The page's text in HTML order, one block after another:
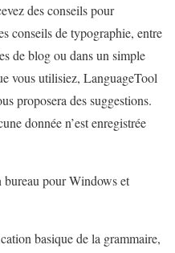
des conseils pour
conseils de typographie, entre
de blog ou dans un simple
vous utilisiez, LanguageTool
proposera des suggestions.
donnée n’est enregistrée
bureau pour Windows et
basique de la grammaire,